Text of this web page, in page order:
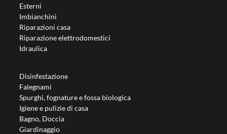
Esterni
Imbianchini
Riparazioni casa
Riparazione elettrodomestici
Idraulica
Disinfestazione
Falegnami
Spurghi, fognature e fossa biologica
Igiene e pulizie di casa
Bagno, Doccia
Giardinaggio